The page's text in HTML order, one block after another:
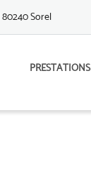
80240 Sorel
PRESTATIONS